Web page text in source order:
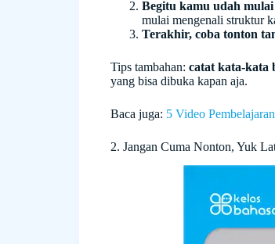
Begitu kamu udah
mulai mengenali struktur
Terakhir, coba tonton
Tips tambahan: catat kata-kata
yang bisa dibuka kapan aja.
Baca juga: 5 Video
2. Jangan Cuma Nonton, Yuk